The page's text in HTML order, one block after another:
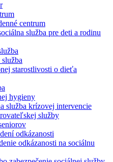
centrum
služba pre deti a rodinu
starostlivosti o dieťa
hygieny
služba krízovej intervencie
služby
odkázanosti
odkázanosti na sociálnu